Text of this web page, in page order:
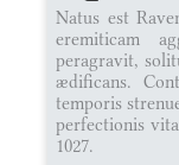
Natus est
eremiticam
peragravit,
ædificans.
temporis
perfectionis
1027.